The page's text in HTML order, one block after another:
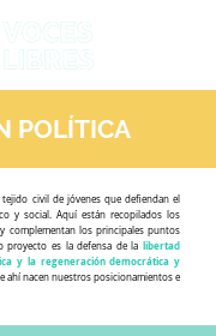
POLÍTICA
tejido civil de jóvenes que defiendan el
y social. Aquí están recopilados los
complementan los principales puntos
proyecto es la defensa de la libertad
y la regeneración democrática y
ahí nacen nuestros posicionamientos e